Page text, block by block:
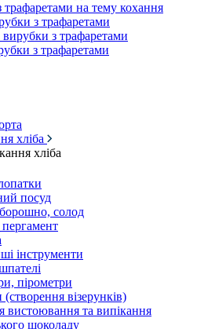
на тему кохання
з трафаретами
вирубки з трафаретами
з трафаретами
хліба
хліба
посуд
солод
інструменти
пірометри
візерунків)
вистоювання та випікання
шоколаду